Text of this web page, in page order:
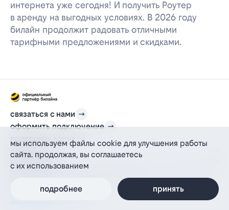
интернета уже сегодня! И получить Роутер
в аренду на выгодных условиях. В 2026 году
билайн продолжит радовать отличными
тарифными предложениями и скидками.
связаться с нами
оформить подключение
проверить адрес
для дома
информация
действующий на основании агентского договора
политика персональных данных
политика конфиденциальности
мы используем файлы cookie для улучшения работы
сайта. продолжая, вы соглашаетесь
с их использованием
подробнее принять